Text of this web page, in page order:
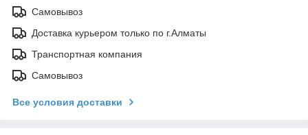
Самовывоз
Доставка курьером только по г.Алматы
Транспортная компания
Самовывоз
Все условия доставки